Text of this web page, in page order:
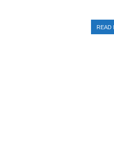
READ